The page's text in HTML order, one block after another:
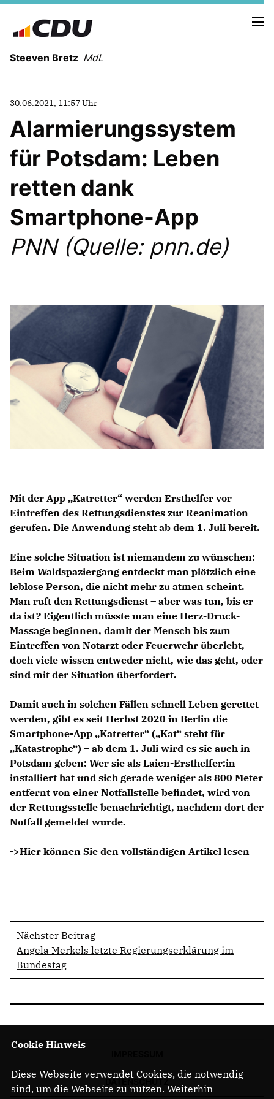
Steeven Bretz MdL
VITA
WAHLKREISBESUCHE
PRESSEFOTOS
MEIN BÜRGERBÜRO
MEIN WAHLKREIS
ZIELE
CDU Deutschland
CDU Fraktion im Brandenburger Landtag
CDU Brandenburg
CDU Potsdam
30.06.2021, 11:57 Uhr
Alarmierungssystem
für Potsdam: Leben
retten dank
Smartphone-App
PNN (Quelle: pnn.de)
Mit der App „Katretter“ werden Ersthelfer vor
Eintreffen des Rettungsdienstes zur Reanimation
gerufen. Die Anwendung steht ab dem 1. Juli bereit.
Eine solche Situation ist niemandem zu wünschen:
Beim Waldspaziergang entdeckt man plötzlich eine
leblose Person, die nicht mehr zu atmen scheint.
Man ruft den Rettungsdienst – aber was tun, bis er
da ist? Eigentlich müsste man eine Herz-Druck-
Massage beginnen, damit der Mensch bis zum
Eintreffen von Notarzt oder Feuerwehr überlebt,
doch viele wissen entweder nicht, wie das geht, oder
sind mit der Situation überfordert.
Damit auch in solchen Fällen schnell Leben gerettet
werden, gibt es seit Herbst 2020 in Berlin die
Smartphone-App „Katretter“ („Kat“ steht für
Katastrophe“) – ab dem 1. Juli wird es sie auch in
Potsdam geben: Wer sie als Laien-Ersthelfer:in
installiert hat und sich gerade weniger als 800 Meter
entfernt von einer Notfallstelle befindet, wird von
der Rettungsstelle benachrichtigt, nachdem dort der
Notfall gemeldet wurde.
->Hier können Sie den vollständigen Artikel lesen
Nächster Beitrag
Angela Merkels letzte Regierungserklärung im
Bundestag
Cookie Hinweis
Diese Webseite verwendet Cookies, die notwendig
sind, um die Webseite zu nutzen. Weiterhin